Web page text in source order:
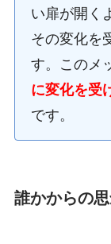
い扉が開く
その変化を
す。このメ
に変化を受
です。
誰かからの